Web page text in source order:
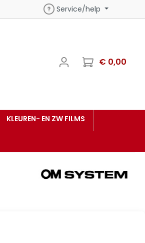
Service/help
€ 0,00
KLEUREN- EN ZW FILMS